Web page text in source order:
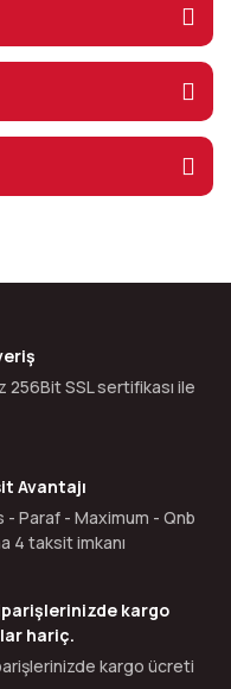
256Bit SSL sertifikası ile
Avantajı
- Paraf - Maximum - Qnb
4 taksit imkanı
kargo
hariç.
kargo ücreti